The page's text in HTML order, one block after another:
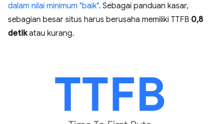
dalam nilai minimum "baik". Sebagai panduan kasar,
sebagian besar situs harus berusaha memiliki TTFB 0,8
detikatau kurang.